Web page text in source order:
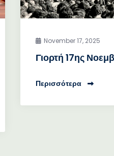
November 17, 2025
Γιορτή 17ης
Περισσότερα